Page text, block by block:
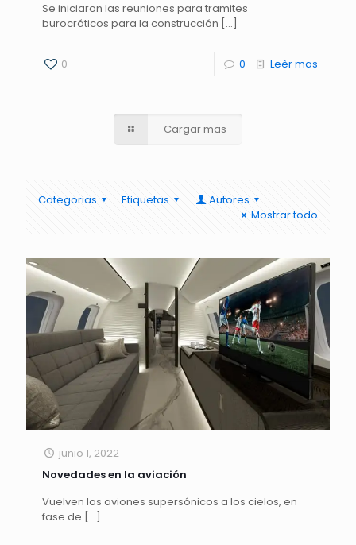
Se iniciaron las reuniones para tramites
burocráticos para la construcción […]
0 0 Leèr mas
Cargar mas
Categorias Etiquetas
Autores
Mostrar todo
junio 1, 2022
Novedades en la aviación
Vuelven los aviones supersónicos a los cielos, en
fase de […]